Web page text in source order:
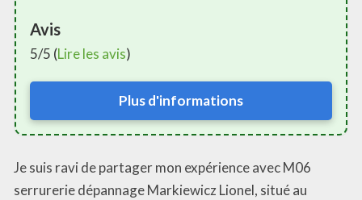
Avis
5/5 (Lire les avis)
Plus d'informations
Je suis ravi de partager mon expérience avec M06
serrurerie dépannage Markiewicz Lionel, situé au